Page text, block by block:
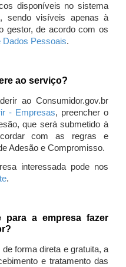
disponíveis no sistema
sendo visíveis apenas à
gestor, de acordo com os
Dados Pessoais.
ao serviço?
ao Consumidor.gov.br
- Empresas, preencher o
que será submetido à
com as regras e
Adesão e Compromisso.
interessada pode nos
.
para a empresa fazer
forma direta e gratuita, a
e tratamento das